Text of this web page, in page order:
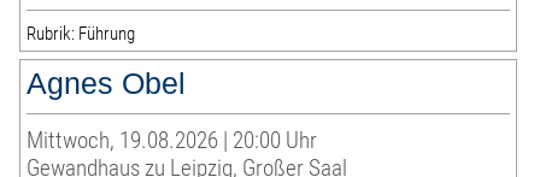
Rubrik: Führung
Agnes Obel
Mittwoch, 19.08.2026 | 20:00 Uhr
Gewandhaus zu Leipzig, Großer Saal